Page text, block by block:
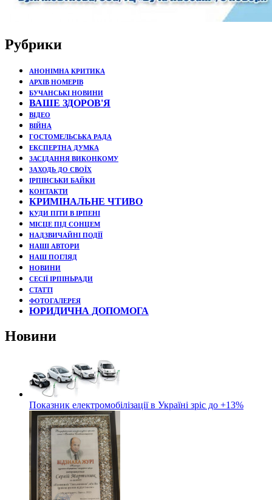
Рубрики
АНОНІМНА КРИТИКА
АРХІВ НОМЕРІВ
БУЧАНСЬКІ НОВИНИ
ВАШЕ ЗДОРОВ'Я
ВІДЕО
ВІЙНА
ГОСТОМЕЛЬСЬКА РАДА
ЕКСПЕРТНА ДУМКА
ЗАСІДАННЯ ВИКОНКОМУ
ЗАХОДЬ ДО СВОЇХ
ІРПІНСЬКИ БАЙКИ
КОНТАКТИ
КРИМІНАЛЬНЕ ЧТИВО
КУДИ ПІТИ В ІРПЕНІ
МІСЦЕ ПІД СОНЦЕМ
НАДЗВИЧАЙНІ ПОДЇЇ
НАШІ АВТОРИ
НАШ ПОГЛЯД
НОВИНИ
СЕСІЇ ІРПІНЬРАДИ
СТАТТІ
ФОТОГАЛЕРЕЯ
ЮРИДИЧНА ДОПОМОГА
Новини
Показник електромобілізації в Україні зріс до +13%